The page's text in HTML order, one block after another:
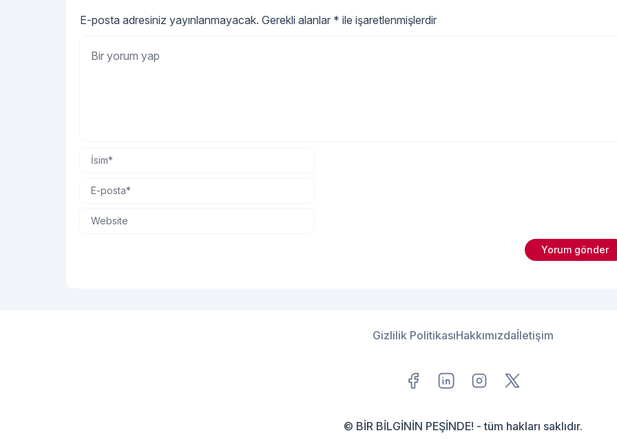
E-posta adresiniz yayınlanmayacak. Gerekli alanlar * ile işaretlenmişlerdir
Gizlilik PolitikasıHakkımızdaİletişim
© BİR BİLGİNİN PEŞİNDE! - tüm hakları saklıdır.